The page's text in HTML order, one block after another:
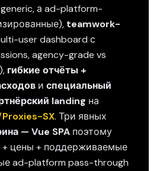
а ad-platform-
teamwork-
user dashboard с
agency-grade vs
гибкие отчёты +
и специальный
landing на
SX. Три явных
— Vue SPA поэтому
+ цены + поддерживаемые
ad-platform pass-through